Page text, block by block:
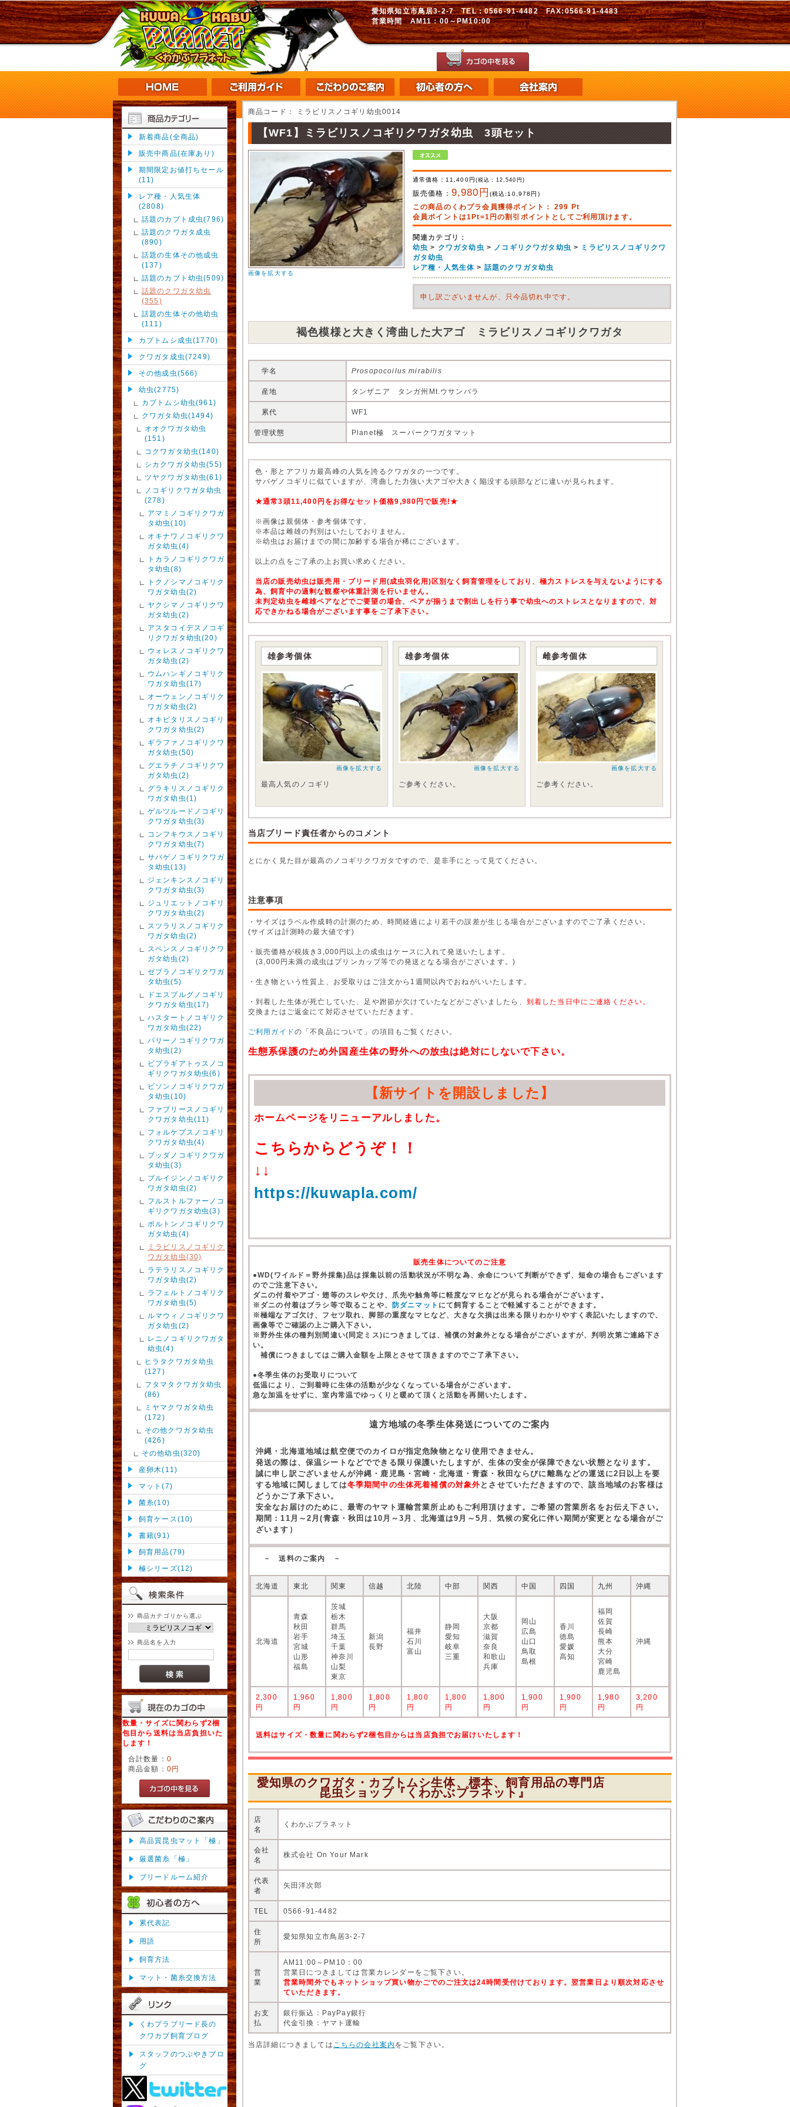
愛知県知立市鳥居3-2-7 TEL：0566-91-4482 FAX:0566-91-4483
営業時間 AM11：00～PM10:00
新着商品(全商品)
販売中商品(在庫あり)
期間限定お値打ちセール
(11)
レア種・人気生体
(2808)
話題のカブト成虫(796)
話題のクワガタ成虫
(890)
話題の生体その他成虫
(137)
話題のカブト幼虫(509)
話題のクワガタ幼虫
(355)
話題の生体その他幼虫
(111)
カブトムシ成虫(1770)
クワガタ成虫(7249)
その他成虫(566)
幼虫(2775)
カブトムシ幼虫(961)
クワガタ幼虫(1494)
オオクワガタ幼虫
(151)
コクワガタ幼虫(140)
シカクワガタ幼虫(55)
ツヤクワガタ幼虫(61)
ノコギリクワガタ幼虫
(278)
アマミノコギリクワガ
タ幼虫(10)
オキナワノコギリクワ
ガタ幼虫(4)
トカラノコギリクワガ
タ幼虫(8)
トクノシマノコギリク
ワガタ幼虫(2)
ヤクシマノコギリクワ
ガタ幼虫(2)
アスタコイデスノコギ
リクワガタ幼虫(20)
ウォレスノコギリクワ
ガタ幼虫(2)
ウムハンギノコギリク
ワガタ幼虫(17)
オーウェンノコギリク
ワガタ幼虫(2)
オキピタリスノコギリ
クワガタ幼虫(2)
ギラファノコギリクワ
ガタ幼虫(50)
グエラチノコギリクワ
ガタ幼虫(2)
グラキリスノコギリク
ワガタ幼虫(1)
ゲルツルードノコギリ
クワガタ幼虫(3)
コンフキウスノコギリ
クワガタ幼虫(7)
サバゲノコギリクワガ
タ幼虫(13)
ジェンキンスノコギリ
クワガタ幼虫(3)
ジュリエットノコギリ
クワガタ幼虫(2)
スツラリスノコギリク
ワガタ幼虫(2)
スペンスノコギリクワ
ガタ幼虫(2)
ゼブラノコギリクワガ
タ幼虫(5)
ドエスブルグノコギリ
クワガタ幼虫(17)
ハスタートノコギリク
ワガタ幼虫(22)
パリーノコギリクワガ
タ幼虫(2)
ビプラギアトゥスノコ
ギリクワガタ幼虫(6)
ビソンノコギリクワガ
タ幼虫(10)
ファブリースノコギリ
クワガタ幼虫(11)
フォルケプスノコギリ
クワガタ幼虫(4)
ブッダノコギリクワガ
タ幼虫(3)
ブルイジンノコギリク
ワガタ幼虫(2)
フルストルファーノコ
ギリクワガタ幼虫(3)
ポルトンノコギリクワ
ガタ幼虫(4)
ミラビリスノコギリク
ワガタ幼虫(30)
ラテラリスノコギリク
ワガタ幼虫(2)
ラフェルトノコギリク
ワガタ幼虫(5)
ルマウィノコギリクワ
ガタ幼虫(2)
レニノコギリクワガタ
幼虫(4)
ヒラタクワガタ幼虫
(127)
フタマタクワガタ幼虫
(86)
ミヤマクワガタ幼虫
(172)
その他クワガタ幼虫
(426)
その他幼虫(320)
産卵木(11)
マット(7)
菌糸(10)
飼育ケース(10)
書籍(91)
飼育用品(79)
極シリーズ(12)
商品カテゴリから選ぶ
商品名を入力
数量・サイズに関わらず2梱
包目から送料は当店負担いた
します！
合計数量： 0
商品金額： 0円
高品質昆虫マット「極」
厳選菌糸「極」
ブリードルーム紹介
累代表記
用語
飼育方法
マット・菌糸交換方法
くわプラブリード長の
クワカブ飼育ブログ
スタッフのつぶやきブロ
グ
商品コード： ミラビリスノコギリ幼虫0014
【WF1】ミラビリスノコギリクワガタ幼虫 3頭セット
画像を拡大する
通常価格： 11,400円(税込： 12,540 円)
販売価格： 9,980円 (税込: 10,978 円)
この商品のくわプラ会員獲得ポイント：299 Pt
会員ポイントは1Pt=1円の割引ポイントとしてご利用頂けます。
関連カテゴリ：
幼虫 > クワガタ幼虫 > ノコギリクワガタ幼虫 >
ミラビリスノコギリクワ
ガタ幼虫
レア種・人気生体 > 話題のクワガタ幼虫
申し訳ございませんが、只今品切れ中です。
褐色模様と大きく湾曲した大アゴ ミラビリスノコギリクワガタ
学名 Prosopocoilus mirabilis
産地 タンザニア タンガ州Mt.ウサンバラ
累代 WF1
管理状態 Planet極 スーパークワガタマット
色・形とアフリカ最高峰の人気を誇るクワガタの一つです。
サバゲノコギリに似ていますが、湾曲した力強い大アゴや大きく陥没する頭部などに違いが見られます。
★通常3頭11,400円をお得なセット価格9,980円で販売!★
※画像は親個体・参考個体です。
※本品は雌雄の判別はいたしておりません。
※幼虫はお届けまでの間に加齢する場合が稀にございます。
以上の点をご了承の上お買い求めください。
当店の販売幼虫は販売用・ブリード用(成虫羽化用)区別なく飼育管理をしており、極力ストレスを与えないようにする
為、飼育中の過剰な観察や体重計測を行いません。
未判定幼虫を雌雄ペアなどでご要望の場合、ペアが揃うまで割出しを行う事で幼虫へのストレスとなりますので、対
応できかねる場合がございます事をご了承下さい。
雄参考個体
画像を拡大する
最高人気のノコギリ
雄参考個体
画像を拡大する
ご参考ください。
雌参考個体
画像を拡大する
ご参考ください。
当店ブリード責任者からのコメント
とにかく見た目が最高のノコギリクワガタですので、是非手にとって見てください。
注意事項
・サイズはラベル作成時の計測のため、時間経過により若干の誤差が生じる場合がございますのでご了承ください。
(サイズは計測時の最大値です)
・販売価格が税抜き3,000円以上の成虫はケースに入れて発送いたします。
(3,000円未満の成虫はプリンカップ等での発送となる場合がございます。)
・生き物という性質上、お受取りはご注文から1週間以内でおねがいいたします。
・到着した生体が死亡していた、足や跗節が欠けていたなどがございましたら、 到着した当日中にご連絡ください。
交換またはご返金にて対応させていただきます。
ご利用ガイドの「不良品について」の項目もご覧ください。
生態系保護のため外国産生体の野外への放虫は絶対にしないで下さい。
【新サイトを開設しました】
ホームページをリニューアルしました。
こちらからどうぞ！！
↓↓
https://kuwapla.com/
販売生体についてのご注意
●WD(ワイルド＝野外採集)品は採集以前の活動状況が不明な為、余命について判断ができず、短命の場合もございます
のでご注意下さい。
ダニの付着やアゴ・翅等のスレや欠け、爪先や触角等に軽度なマヒなどが見られる場合がございます。
※ダニの付着はブラシ等で取ることや、 防ダニマット にて飼育することで軽減することができます。
※極端なアゴ欠け、フセツ取れ、脚部の重度なマヒなど、大きな欠損は出来る限りわかりやすく表記いたしますので、
画像等でご確認の上ご購入下さい。
※野外生体の種判別間違い(同定ミス)につきましては、補償の対象外となる場合がございますが、判明次第ご連絡下さ
い。
補償につきましてはご購入金額を上限とさせて頂きますのでご了承下さい。
●冬季生体のお受取りについて
低温により、ご到着時に生体の活動が少なくなっている場合がございます。
急な加温をせずに、室内常温でゆっくりと暖めて頂くと活動を再開いたします。
遠方地域の冬季生体発送についてのご案内
沖縄・北海道地域は航空便でのカイロが指定危険物となり使用できません。
発送の際は、保温シートなどでできる限り保護いたしますが、生体の安全が保障できない状態となります。
誠に申し訳ございませんが沖縄・鹿児島・宮崎・北海道・青森・秋田ならびに離島などの運送に2日以上を要
する地域に関しましては冬季期間中の生体死着補償の対象外とさせていただきますので、該当地域のお客様は
どうかご了承下さい。
安全なお届けのために、最寄のヤマト運輸営業所止めもご利用頂けます。ご希望の営業所名をお伝え下さい。
期間：11月～2月(青森・秋田は10月～3月、北海道は9月～5月、気候の変化に伴い期間が変更となる場合がご
ざいます）
－ 送料のご案内 －
北海道 東北 関東 信越 北陸 中部 関西 中国 四国 九州 沖縄
北海道
青森
秋田
岩手
宮城
山形
福島
茨城
栃木
群馬
埼玉
千葉
神奈川
山梨
東京
新潟
長野
福井
石川
富山
静岡
愛知
岐阜
三重
大阪
京都
滋賀
奈良
和歌山
兵庫
岡山
広島
山口
鳥取
島根
香川
徳島
愛媛
高知
福岡
佐賀
長崎
熊本
大分
宮崎
鹿児島
沖縄
2,300
円
1,960
円
1,800
円
1,800
円
1,800
円
1,800
円
1,800
円
1,900
円
1,900
円
1,980
円
3,200
円
送料はサイズ・数量に関わらず2梱包目からは当店負担でお届けいたします！
愛知県のクワガタ・カブトムシ生体、標本、飼育用品の専門店
昆虫ショップ『くわかぶプラネット』
店
名
くわかぶプラネット
会社
名
株式会社 On Your Mark
代表
者
矢田洋次郎
TEL 0566-91-4482
住
所
愛知県知立市鳥居3-2-7
営
業
AM11:00～PM10：00
営業日につきましては営業カレンダーをご覧下さい。
営業時間外でもネットショップ買い物かごでのご注文は24時間受付けております。翌営業日より順次対応させ
ていただきます。
お支
払
銀行振込：PayPay銀行
代金引換：ヤマト運輸
当店詳細につきましては こちらの会社案内 をご覧下さい。